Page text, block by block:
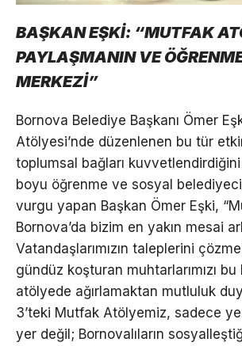
BAŞKAN EŞKİ: “MUTFAK
PAYLAŞMANIN VE
MERKEZİ”
Bornova Belediye Başkanı Ömer
Atölyesi’nde düzenlenen bu tür
toplumsal bağları
boyu öğrenme ve sosyal
vurgu yapan Başkan Ömer Eşki,
Bornova’da bizim en yakın mesai
Vatandaşlarımızın taleplerini
gündüz koşturan muhtarlarımızı
atölyede ağırlamaktan mutluluk
3’teki Mutfak Atölyemiz, sadece
yer değil; Bornovalıların